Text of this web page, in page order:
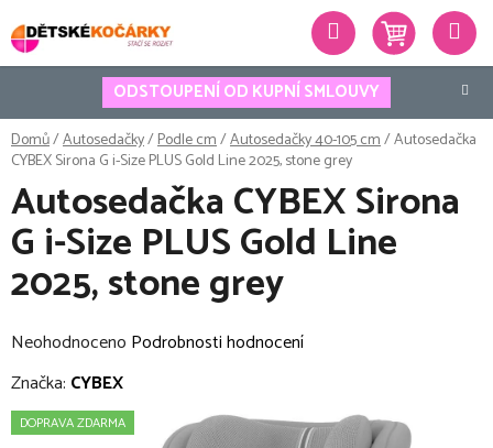
na
obsah
ODSTOUPENÍ OD KUPNÍ SMLOUVY
Hledat
Domů/Autosedačky/Podle cm/Autosedačky 40-105 cm/Autosedačka
CYBEX Sirona G i-Size PLUS Gold Line 2025, stone grey
Autosedačka CYBEX Sirona
G i-Size PLUS Gold Line
2025, stone grey
Průměrné
hodnocení
je
Neohodnoceno Podrobnosti hodnocení
Značka: CYBEX
DOPRAVA ZDARMA